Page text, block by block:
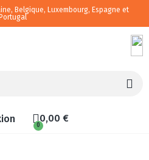
Belgique, Luxembourg, Espagne et
Portugal
0,00 €